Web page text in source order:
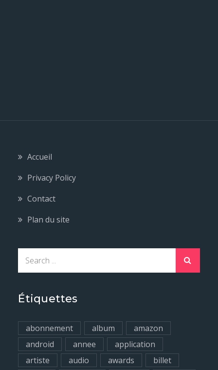
Accueil
Privacy Policy
Contact
Plan du site
r
h
f
o
Étiquettes
abonnement album
amazon
android
annee
application
artiste
audio awards
billet